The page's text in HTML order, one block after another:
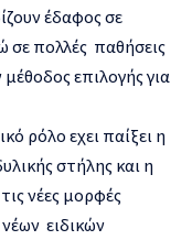
έδαφος σε
σε πολλές παθήσεις
επιλογής για
ρόλο εχει παίξει η
στήλης και η
νέες μορφές
ειδικών